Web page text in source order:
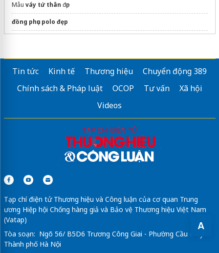
A
Mẫu váy tứ thân đẹp
đồng phục polo đẹp
Chụp ảnh kỷ yếuCộng Studio
Thu mua đồ dùng nhà hàng khách sạn
dán phim cách nhiệt ô tô
Tin tức Kinh tế Thương hiệu
Chuyển động 389
Chính sách & Pháp luật
OCOP Tư vấn
Xã hội
Videos
Tạp chí điện tử Thương hiệu và Công luận của cơ quan Trung
ương Hiệp hội Chống hàng giả và Bảo vệ Thương hiệu Việt Nam
(Vatap)
Tòa soạn: Ngõ 56/ B5D6 Trương Công Giai - Phường Cầu Giấy -
Thành phố Hà Nội